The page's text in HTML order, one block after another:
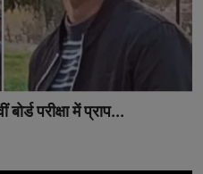
परीक्षा में प्राप...